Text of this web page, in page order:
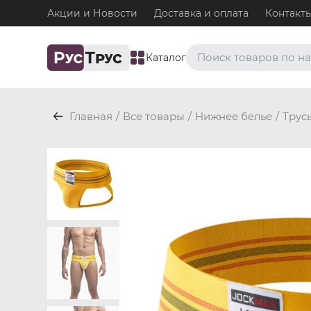
Акции и Новости Доставка и оплата
Каталог
Джоки
Нижнее белье / Трусы /
Майки
Одежда / Майки
Главная / Все товары / Нижнее белье /